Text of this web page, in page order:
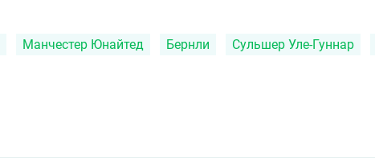
Манчестер Юнайтед Бернли Сульшер Уле-Гуннар